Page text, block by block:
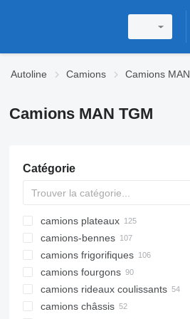
Autoline Camions Camions MAN
Camions MAN TGM
Catégorie
camions plateaux
camions-bennes
camions frigorifiques
camions fourgons
camions rideaux coulissants
camions châssis